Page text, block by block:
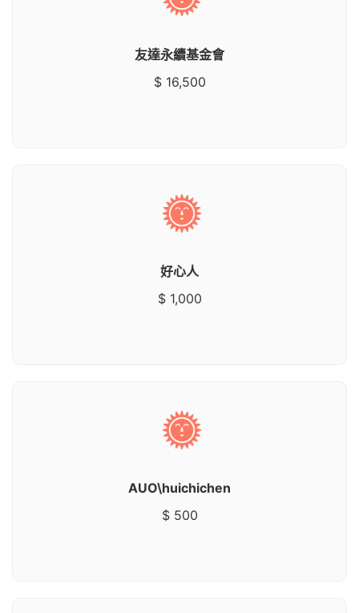
友達永續基金會
$ 16,500
好心人
$ 1,000
AUO\huichichen
$ 500